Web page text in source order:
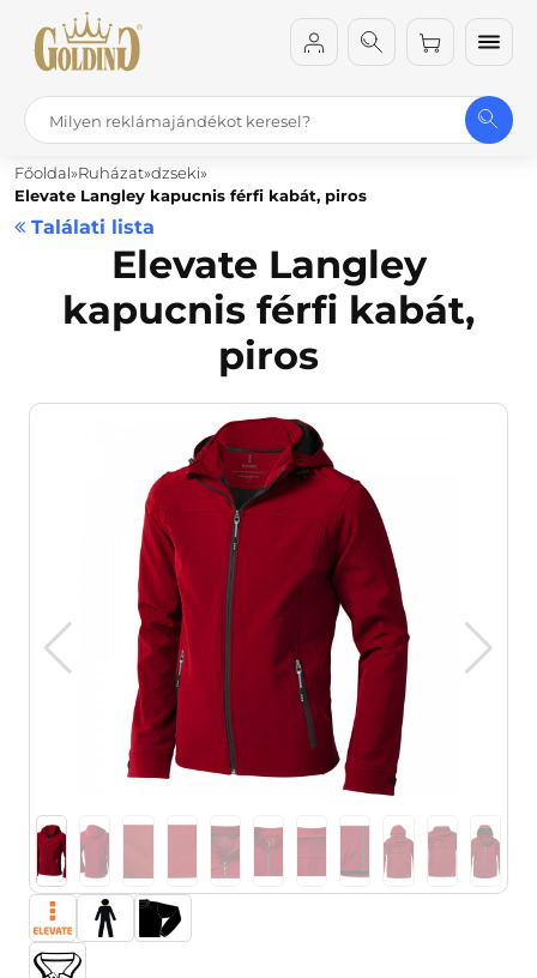
Főoldal Ruházat dzseki
Elevate Langley kapucnis férfi kabát, piros
Találati lista
Elevate Langley
kapucnis férfi kabát,
piros